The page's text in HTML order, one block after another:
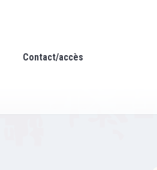
Contact/accès